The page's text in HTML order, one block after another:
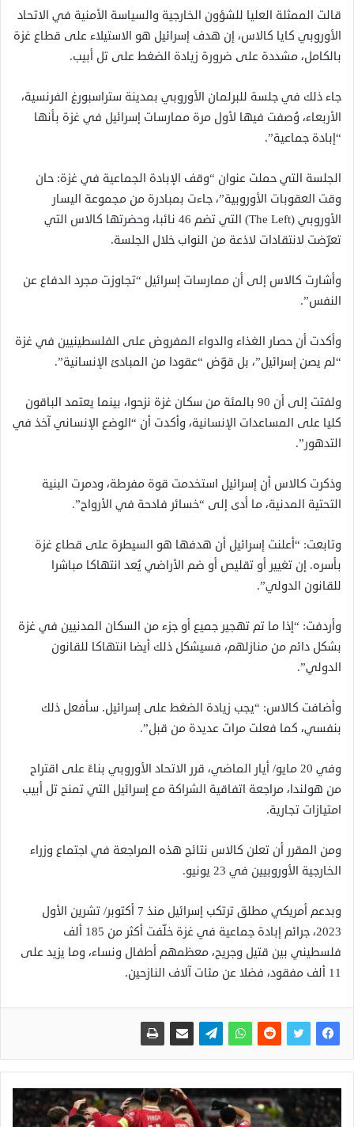
قالت الممثلة العليا للشؤون الخارجية والسياسة الأمنية في الاتحاد
الأوروبي كايا كالاس، إن هدف إسرائيل هو الاستيلاء على قطاع غزة
بالكامل، مشددة على ضرورة زيادة الضغط على تل أبيب.
جاء ذلك في جلسة للبرلمان الأوروبي بمدينة ستراسبورغ الفرنسية،
الأربعاء، وُصفت فيها لأول مرة ممارسات إسرائيل في غزة بأنها
“إبادة جماعية”.
الجلسة التي حملت عنوان “وقف الإبادة الجماعية في غزة: حان
وقت العقوبات الأوروبية”، جاءت بمبادرة من مجموعة اليسار
الأوروبي (The Left) التي تضم 46 نائبا، وحضرتها كالاس التي
تعرّضت لانتقادات لاذعة من النواب خلال الجلسة.
وأشارت كالاس إلى أن ممارسات إسرائيل “تجاوزت مجرد الدفاع عن
النفس”.
وأكدت أن حصار الغذاء والدواء المفروض على الفلسطينيين في غزة
“لم يصن إسرائيل”، بل قوّض “عقودا من المبادئ الإنسانية”.
ولفتت إلى أن 90 بالمئة من سكان غزة نزحوا، بينما يعتمد الباقون
كليا على المساعدات الإنسانية، وأكدت أن “الوضع الإنساني آخذ في
التدهور”.
وذكرت كالاس أن إسرائيل استخدمت قوة مفرطة، ودمرت البنية
التحتية المدنية، ما أدى إلى “خسائر فادحة في الأرواح”.
وتابعت: “أعلنت إسرائيل أن هدفها هو السيطرة على قطاع غزة
بأسره. إن تغيير أو تقليص أو ضم الأراضي يُعد انتهاكا مباشرا
للقانون الدولي”.
وأردفت: “إذا ما تم تهجير جميع أو جزء من السكان المدنيين في غزة
بشكل دائم من منازلهم، فسيشكل ذلك أيضا انتهاكا للقانون
الدولي”.
وأضافت كالاس: “يجب زيادة الضغط على إسرائيل. سأفعل ذلك
بنفسي، كما فعلت مرات عديدة من قبل”.
وفي 20 مايو/ أيار الماضي، قرر الاتحاد الأوروبي بناءً على اقتراح
من هولندا، مراجعة اتفاقية الشراكة مع إسرائيل التي تمنح تل أبيب
امتيازات تجارية.
ومن المقرر أن تعلن كالاس نتائج هذه المراجعة في اجتماع وزراء
الخارجية الأوروبيين في 23 يونيو.
وبدعم أمريكي مطلق ترتكب إسرائيل منذ 7 أكتوبر/ تشرين الأول
2023، جرائم إبادة جماعية في غزة خلّفت أكثر من 185 ألف
فلسطيني بين قتيل وجريح، معظمهم أطفال ونساء، وما يزيد على
11 ألف مفقود، فضلا عن مئات آلاف النازحين.